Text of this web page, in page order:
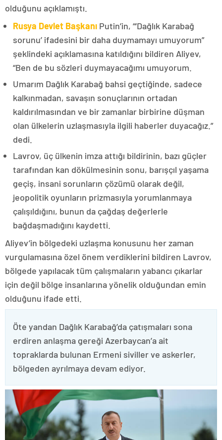
olduğunu açıklamıştı.
Rusya Devlet Başkanı Putin’in, “‘Dağlık Karabağ
sorunu’ ifadesini bir daha duymamayı umuyorum”
şeklindeki açıklamasına katıldığını bildiren Aliyev,
“Ben de bu sözleri duymayacağımı umuyorum.
Umarım Dağlık Karabağ bahsi geçtiğinde, sadece
kalkınmadan, savaşın sonuçlarının ortadan
kaldırılmasından ve bir zamanlar birbirine düşman
olan ülkelerin uzlaşmasıyla ilgili haberler duyacağız.”
dedi.
Lavrov, üç ülkenin imza attığı bildirinin, bazı güçler
tarafından kan dökülmesinin sonu, barışçıl yaşama
geçiş, insani sorunların çözümü olarak değil,
jeopolitik oyunların prizmasıyla yorumlanmaya
çalışıldığını, bunun da çağdaş değerlerle
bağdaşmadığını kaydetti.
Aliyev’in bölgedeki uzlaşma konusunu her zaman
vurgulamasına özel önem verdiklerini bildiren Lavrov,
bölgede yapılacak tüm çalışmaların yabancı çıkarlar
için değil bölge insanlarına yönelik olduğundan emin
olduğunu ifade etti.
Öte yandan Dağlık Karabağ’da çatışmaları sona
erdiren anlaşma gereği Azerbaycan’a ait
topraklarda bulunan Ermeni siviller ve askerler,
bölgeden ayrılmaya devam ediyor.